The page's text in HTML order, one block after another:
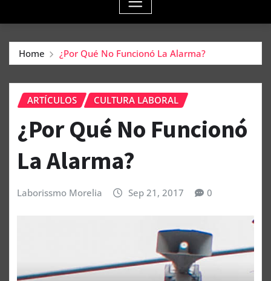
Home ¿Por Qué No Funcionó La Alarma?
ARTÍCULOS CULTURA LABORAL
¿Por Qué No Funcionó
La Alarma?
Laborissmo Morelia Sep 21, 2017 0